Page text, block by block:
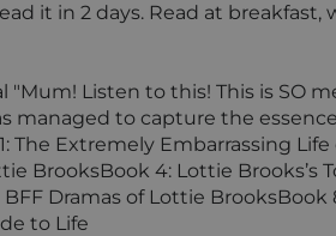
it in 2 days. Read at breakfast,
Listen to this! This is SO
managed to capture the
The Extremely Embarrassing
BrooksBook 4: Lottie Brooks’s
Dramas of Lottie BrooksBook
to Life